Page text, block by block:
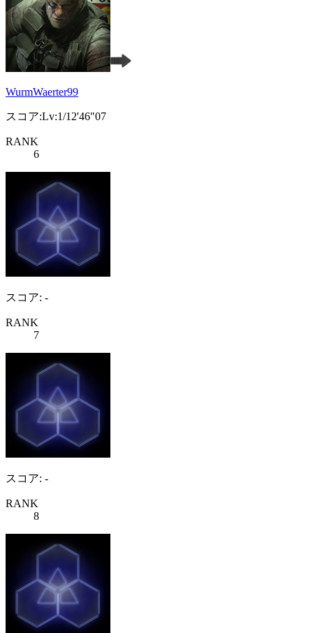
WurmWaerter99
スコア:Lv:1/12'46"07
RANK
6
スコア: -
RANK
7
スコア: -
RANK
8